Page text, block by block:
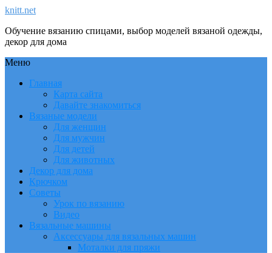
knitt.net
Обучение вязанию спицами, выбор моделей вязаной одежды,
декор для дома
Меню
Главная
Карта сайта
Давайте знакомиться
Вязаные модели
Для женщин
Для мужчин
Для детей
Для животных
Декор для дома
Крючком
Советы
Урок по вязанию
Видео
Вязальные машины
Аксессуары для вязальных машин
Моталки для пряжи